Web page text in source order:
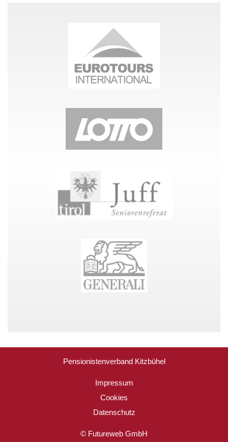
Pensionistenverband Kitzbühel
Impressum
Cookies
Datenschutz
© Futureweb GmbH